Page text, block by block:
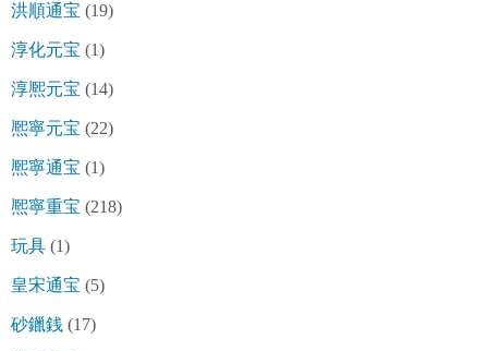
洪順通宝 (19)
淳化元宝 (1)
淳熈元宝 (14)
熈寧元宝 (22)
熈寧通宝 (1)
熈寧重宝 (218)
玩具 (1)
皇宋通宝 (5)
砂鑞銭 (17)